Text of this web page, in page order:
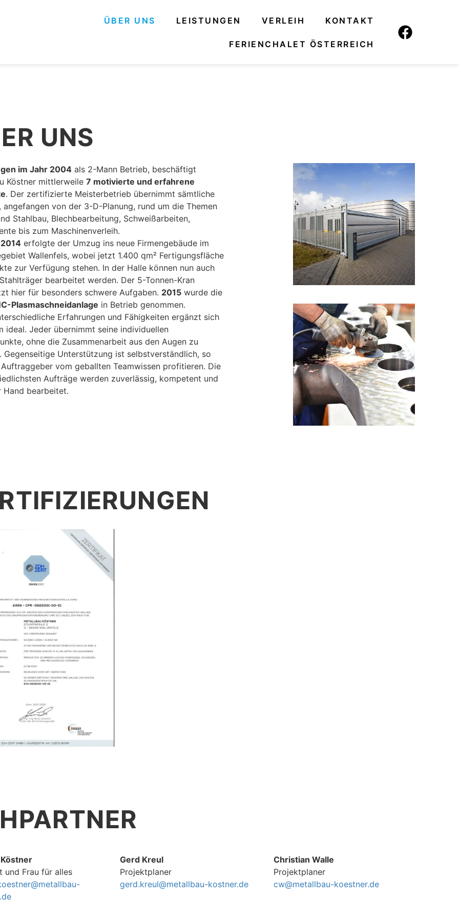
ÜBER UNS LEISTUNGEN VERLEIH KONTAKT
FERIENCHALET ÖSTERREICH
UNS
im Jahr 2004 als 2-Mann Betrieb, beschäftigt
Köstner mittlerweile 7 motivierte und erfahrene
. Der zertifizierte Meisterbetrieb übernimmt sämtliche
angefangen von der 3-D-Planung, rund um die Themen
Stahlbau, Blechbearbeitung, Schweißarbeiten,
bis zum Maschinenverleih.
erfolgte der Umzug ins neue Firmengebäude im
Wallenfels, wobei jetzt 1.400 qm² Fertigungsfläche
zur Verfügung stehen. In der Halle können nun auch
bearbeitet werden. Der 5-Tonnen-Kran
hier für besonders schwere Aufgaben. 2015 wurde die
Plasmaschneidanlage in Betrieb genommen.
Erfahrungen und Fähigkeiten ergänzt sich
ideal. Jeder übernimmt seine individuellen
ohne die Zusammenarbeit aus den Augen zu
Gegenseitige Unterstützung ist selbstverständlich, so
vom geballten Teamwissen profitieren. Die
Aufträge werden zuverlässig, kompetent und
Hand bearbeitet.
und Frau für alles
Gerd Kreul
Projektplaner
gerd.kreul@metallbau-kostner.de
Christian Walle
Projektplaner
cw@metallbau-koestner.de